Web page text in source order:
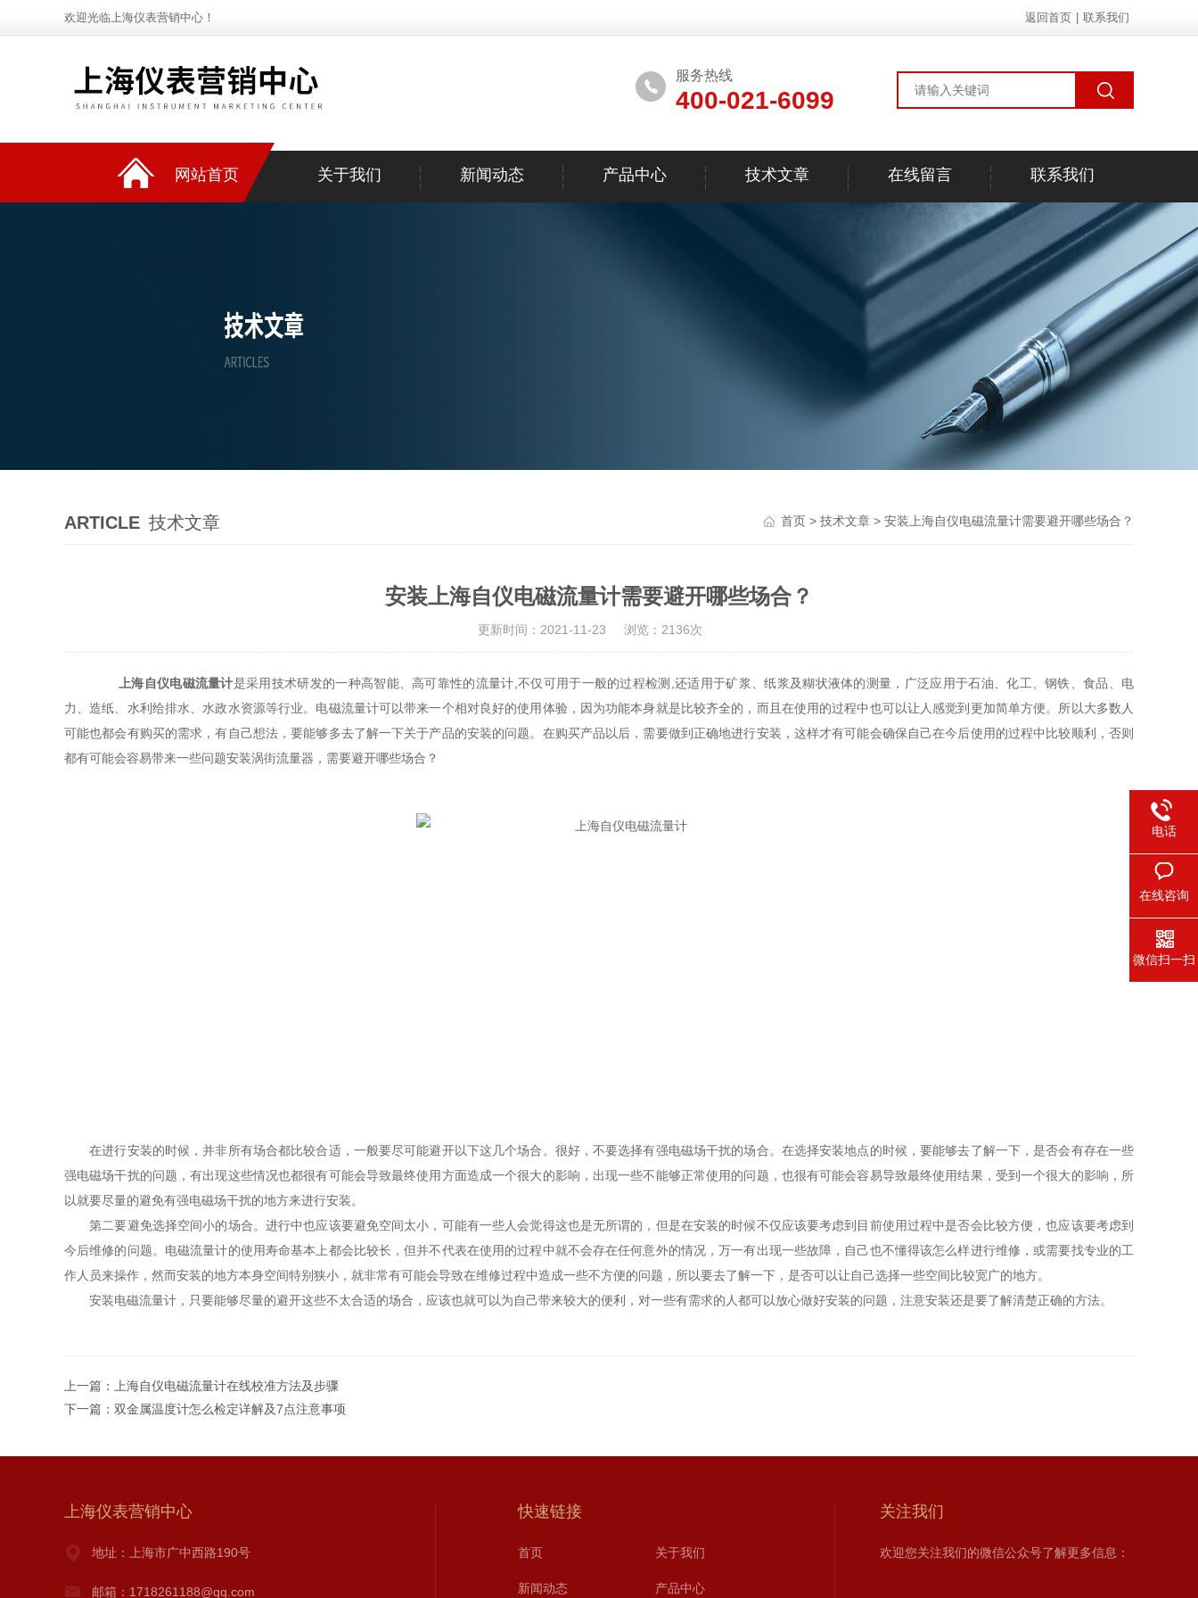
欢迎光临上海仪表营销中心！ 返回首页 联系我们
服务热线
400-021-6099
网站首页 关于我们 新闻动态 产品中心 技术文章 在线留言 联系我们
ARTICLE 技术文章 首页 > 技术文章 > 安装上海自仪电磁流量计需要避开哪些场合？
安装上海自仪电磁流量计需要避开哪些场合？
更新时间：2021-11-23 浏览：2136次
上海自仪电磁流量计是采用技术研发的一种高智能、高可靠性的流量计,不仅可用于一般的过程检测,还适用于矿浆、纸浆及糊状液体的测量，广泛应用于石油、化工、钢铁、食品、电
力、造纸、水利给排水、水政水资源等行业。电磁流量计可以带来一个相对良好的使用体验，因为功能本身就是比较齐全的，而且在使用的过程中也可以让人感觉到更加简单方便。所以大多数人
可能也都会有购买的需求，有自己想法，要能够多去了解一下关于产品的安装的问题。在购买产品以后，需要做到正确地进行安装，这样才有可能会确保自己在今后使用的过程中比较顺利，否则
都有可能会容易带来一些问题安装涡街流量器，需要避开哪些场合？
在进行安装的时候，并非所有场合都比较合适，一般要尽可能避开以下这几个场合。很好，不要选择有强电磁场干扰的场合。在选择安装地点的时候，要能够去了解一下，是否会有存在一些
强电磁场干扰的问题，有出现这些情况也都很有可能会导致最终使用方面造成一个很大的影响，出现一些不能够正常使用的问题，也很有可能会容易导致最终使用结果，受到一个很大的影响，所
以就要尽量的避免有强电磁场干扰的地方来进行安装。
第二要避免选择空间小的场合。进行中也应该要避免空间太小，可能有一些人会觉得这也是无所谓的，但是在安装的时候不仅应该要考虑到目前使用过程中是否会比较方便，也应该要考虑到
今后维修的问题。电磁流量计的使用寿命基本上都会比较长，但并不代表在使用的过程中就不会存在任何意外的情况，万一有出现一些故障，自己也不懂得该怎么样进行维修，或需要找专业的工
作人员来操作，然而安装的地方本身空间特别狭小，就非常有可能会导致在维修过程中造成一些不方便的问题，所以要去了解一下，是否可以让自己选择一些空间比较宽广的地方。
安装电磁流量计，只要能够尽量的避开这些不太合适的场合，应该也就可以为自己带来较大的便利，对一些有需求的人都可以放心做好安装的问题，注意安装还是要了解清楚正确的方法。
上一篇：
上海自仪电磁流量计在线校准方法及步骤
下一篇： 双金属温度计怎么检定详解及7点注意事项
上海仪表营销中心
地址：上海市广中西路190号
邮箱：1718261188@qq.com
快速链接
首页 关于我们
新闻动态 产品中心
关注我们
欢迎您关注我们的微信公众号了解更多信息：
电话
在线咨询
微信扫一扫